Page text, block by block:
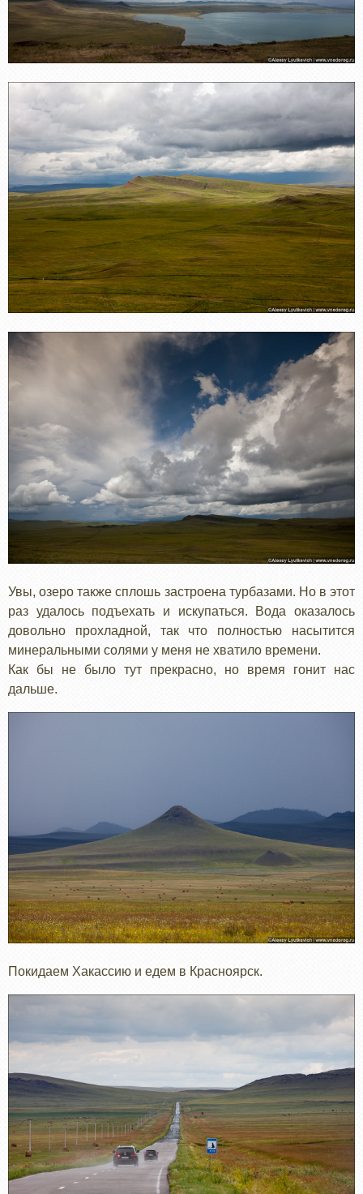
Увы, озеро также сплошь застроена турбазами. Но в этот
раз удалось подъехать и искупаться. Вода оказалось
довольно прохладной, так что полностью насытится
минеральными солями у меня не хватило времени.
Как бы не было тут прекрасно, но время гонит нас
дальше.
Покидаем Хакассию и едем в Красноярск.